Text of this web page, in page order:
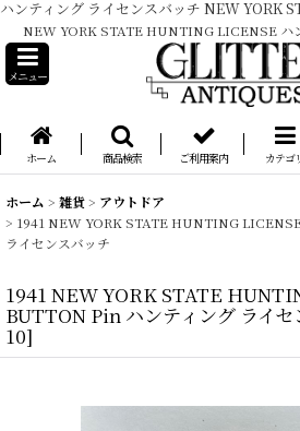
ハンティング ライセンスバッチ NEW YORK
NEW YORK STATE HUNTING LICENSE ハ
メニュー
ホーム 商品検索 ご利用案内 カテゴ
ホーム > 雑貨> アウトドア
> 1941 NEW YORK STATE HUNTING
ライセンスバッチ
1941 NEW YORK STATE
BUTTON Pin ハンティング ライセ
10]